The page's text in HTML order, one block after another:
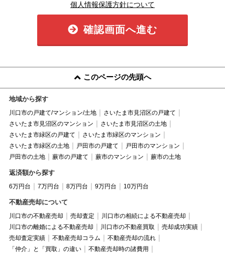
個人情報保護方針について
確認画面へ進む
このページの先頭へ
地域から探す
川口市の戸建て/マンション/土地
さいたま市見沼区の戸建て
さいたま市見沼区のマンション
さいたま市見沼区の土地
さいたま市緑区の戸建て
さいたま市緑区のマンション
さいたま市緑区の土地
戸田市の戸建て
戸田市のマンション
戸田市の土地
蕨市の戸建て 蕨市のマンション 蕨市の土地
返済額から探す
6万円台 7万円台 8万円台 9万円台 10万円台
不動産売却について
川口市の不動産売却 売却査定
川口市の相続による不動産売却
川口市の離婚による不動産売却
川口市の不動産買取
売却成功実績
売却査定実績
不動産売却コラム
不動産売却の流れ
「仲介」と「買取」の違い
不動産売却時の諸費用